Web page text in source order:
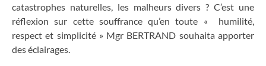
catastrophes naturelles, les malheurs divers ? C’est une
réflexion sur cette souffrance qu’en toute « humilité,
respect et simplicité » Mgr BERTRAND souhaita apporter
des éclairages.